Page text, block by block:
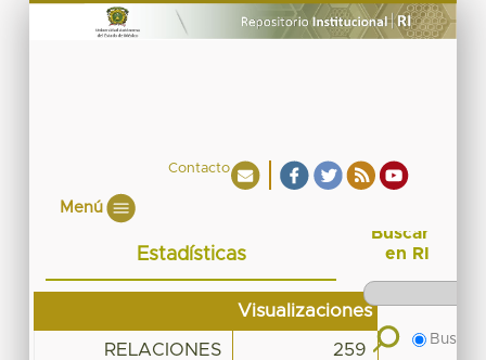
Contacto
Menú
Estadísticas
Visualizaciones
RELACIONES
259
Buscar
en RI
Buscar